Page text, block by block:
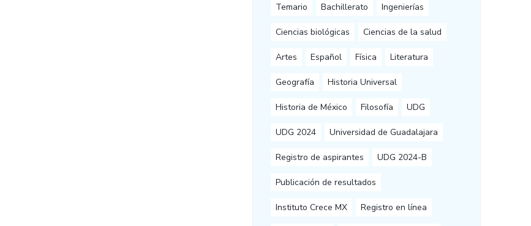
Temario Bachillerato Ingenierías
Ciencias biológicas Ciencias de la salud
Artes Español Física Literatura
Geografía Historia Universal
Historia de México Filosofía UDG
UDG 2024 Universidad de Guadalajara
Registro de aspirantes UDG 2024-B
Publicación de resultados
Instituto Crece MX Registro en línea